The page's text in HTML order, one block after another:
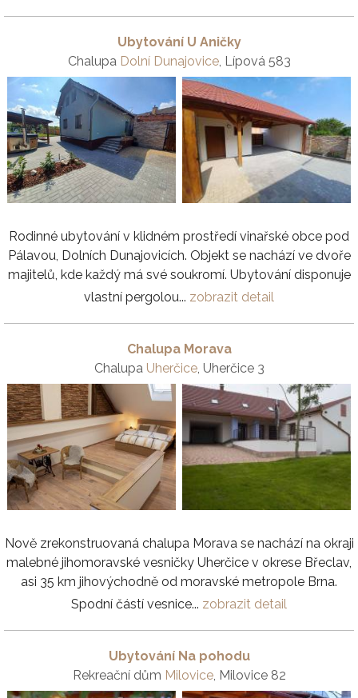
Ubytování U Aničky
Chalupa Dolní Dunajovice, Lípová 583
Rodinné ubytování v klidném prostředí vinařské obce pod
Pálavou, Dolních Dunajovicích. Objekt se nachází ve dvoře
majitelů, kde každý má své soukromí. Ubytování disponuje
vlastní pergolou... zobrazit detail
Chalupa Morava
Chalupa Uherčice, Uherčice 3
Nově zrekonstruovaná chalupa Morava se nachází na okraji
malebné jihomoravské vesničky Uherčice v okrese Břeclav,
asi 35 km jihovýchodně od moravské metropole Brna.
Spodní částí vesnice... zobrazit detail
Ubytování Na pohodu
Rekreační dům Milovice, Milovice 82